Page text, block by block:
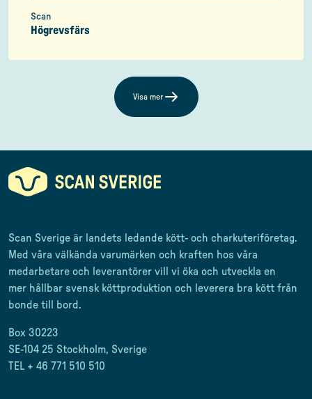
Scan
Högrevsfärs
Visa mer
Scan Sverige är landets ledande kött- och charkuteriföretag.
Med våra välkända varumärken och kraften hos våra
medarbetare och leverantörer vill vi öka och utveckla en
mer hållbar svensk köttproduktion och leverera bra kött från
bonde till
bord.
Box 30223
SE-104 25 Stockholm, Sverige
TEL + 46 771 510 510